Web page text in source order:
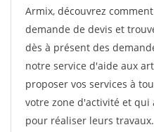
Armix, découvrez
demande de devis et
dès à présent des
notre service d'aide aux
proposer vos services à
votre zone d'activité et
pour réaliser leurs travaux.